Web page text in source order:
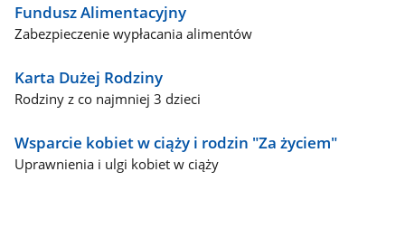
Fundusz Alimentacyjny
Zabezpieczenie wypłacania alimentów
Karta Dużej Rodziny
Rodziny z co najmniej 3 dzieci
Wsparcie kobiet w ciąży i rodzin "Za życiem"
Uprawnienia i ulgi kobiet w ciąży